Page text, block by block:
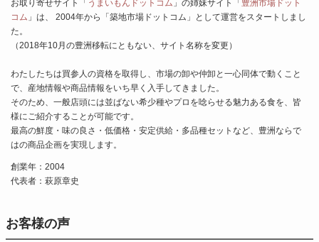
お取り寄せサイト「 うまいもんドットコム 」の姉妹サイト「 豊洲市場ドット
コム 」は、 2004年から「築地市場ドットコム」として運営をスタートしまし
た。
（2018年10月の豊洲移転にともない、サイト名称を変更）
わたしたちは買参人の資格を取得し、市場の卸や仲卸と一心同体で動くこと
で、産地情報や商品情報をいち早く入手してきました。
そのため、一般店頭には並ばない希少種やプロを唸らせる魅力ある食を、皆
様にご紹介することが可能です。
最高の鮮度・味の良さ・低価格・安定供給・多品種セットなど、豊洲ならで
はの商品企画を実現します。
創業年：2004
代表者：萩原章史
お客様の声